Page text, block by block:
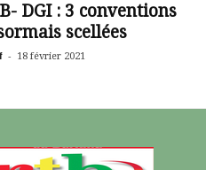
DGI : 3 conventions
scellées
- 18 février 2021